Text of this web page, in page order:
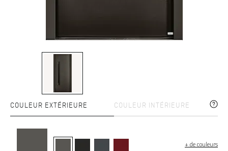
COULEUR EXTÉRIEURE COULEUR INTÉRIEURE
+ de couleurs